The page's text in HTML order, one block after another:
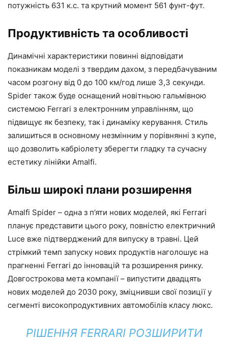
потужність 631 к.с. та крутний момент 561 фунт-фут.
Продуктивність та особливості
Динамічні характеристики повинні відповідати
показникам моделі з твердим дахом, з передбачуваним
часом розгону від 0 до 100 км/год лише 3,3 секунди.
Spider також буде оснащений новітньою гальмівною
системою Ferrari з електронним управлінням, що
підвищує як безпеку, так і динаміку керування. Стиль
залишиться в основному незмінним у порівнянні з купе,
що дозволить кабріолету зберегти гладку та сучасну
естетику лінійки Amalfi.
Більш широкі плани розширення
Amalfi Spider – одна з п’яти нових моделей, які Ferrari
планує представити цього року, повністю електричний
Luce вже підтверджений для випуску в травні. Цей
стрімкий темп запуску нових продуктів наголошує на
прагненні Ferrari до інновацій та розширення ринку.
Довгострокова мета компанії – випустити двадцять
нових моделей до 2030 року, зміцнивши свої позиції у
сегменті високопродуктивних автомобілів класу люкс.
РІШЕННЯ FERRARI РОЗШИРИТИ